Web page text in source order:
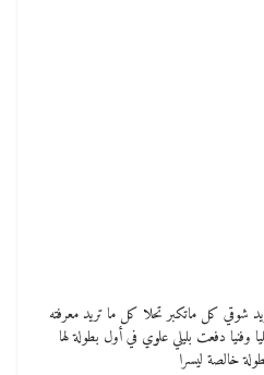
شوقي كل ماتكبر تحلا كل ما تريد معرفته
وفنيا دفعت بليلي علوي في أول بطولة لها
خالصة ليسرا